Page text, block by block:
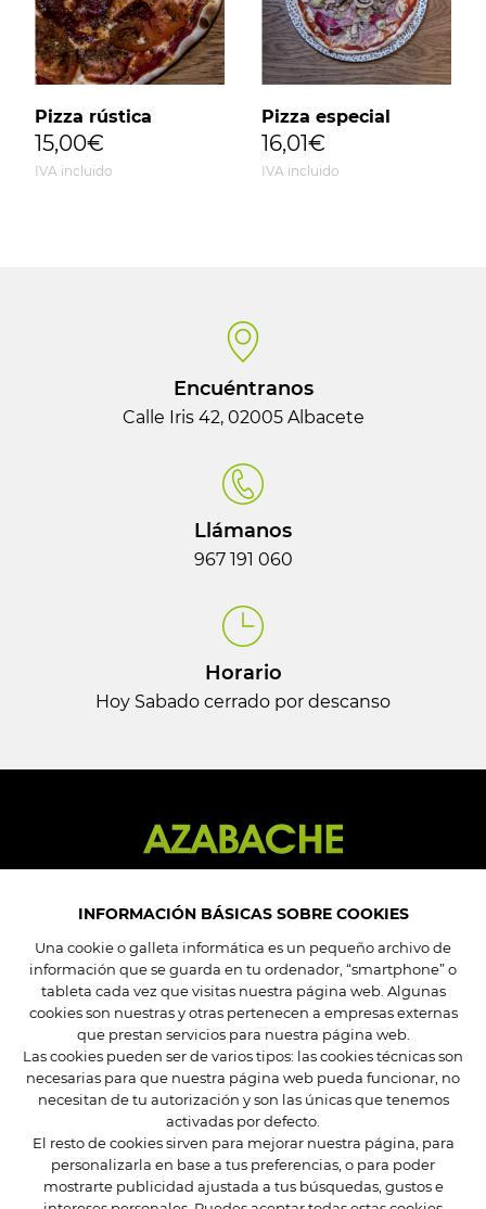
Pizza rústica
15,00€
IVA incluido
Pizza especial
16,01€
IVA incluido
Encuéntranos
Calle Iris 42, 02005 Albacete
Llámanos
967 191 060
Horario
Hoy Sabado cerrado por descanso
Mi cuenta
Mis pedidos
Mis datos
Mis direcciones
Condiciones de compra
Preguntas frecuentes
Contacta
INFORMACIÓN BÁSICAS SOBRE COOKIES
Una cookie o galleta informática es un pequeño archivo de
información que se guarda en tu ordenador, “smartphone” o
tableta cada vez que visitas nuestra página web. Algunas
cookies son nuestras y otras pertenecen a empresas externas
que prestan servicios para nuestra página web.
Las cookies pueden ser de varios tipos: las cookies técnicas son
necesarias para que nuestra página web pueda funcionar, no
necesitan de tu autorización y son las únicas que tenemos
activadas por defecto.
El resto de cookies sirven para mejorar nuestra página, para
personalizarla en base a tus preferencias, o para poder
mostrarte publicidad ajustada a tus búsquedas, gustos e